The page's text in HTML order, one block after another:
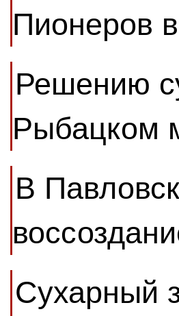
Пионеров
Решению
Рыбацком
В
Сухарный